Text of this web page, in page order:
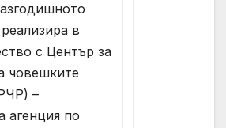
в
с Център за
човешките
–
агенция по